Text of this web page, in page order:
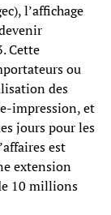
l’affichage
Cette
ou
des
impression, et
jours pour les
est
extension
10 millions